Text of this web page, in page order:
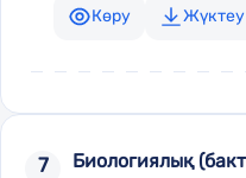
Көру
Жүктеу
7 Биологиялық